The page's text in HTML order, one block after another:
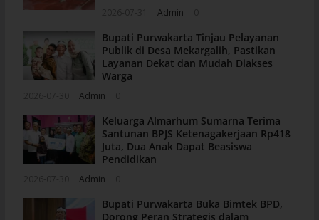
Admin
Bupati Purwakarta Tinjau Pelayanan
Publik di Desa Mekargalih, Pastikan
Layanan Dekat dan Mudah Diakses
Warga
Admin
Keluarga Almarhum Sumarna Terima
Santunan BPJS Ketenagakerjaan Rp418
Juta, Dua Anak Dapat Beasiswa
Pendidikan
Admin
Bupati Purwakarta Buka Bimtek BPD,
Dorong Peran Strategis dalam